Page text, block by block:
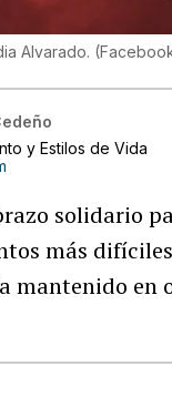
Alvarado. (
y Estilos de Vida
solidario
más
mantenido en